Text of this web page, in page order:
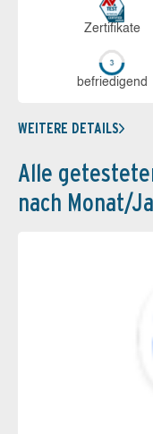
Zerti­fikate
be­frie­di­gend
WEITERE DETAILS
Alle
nach Monat/